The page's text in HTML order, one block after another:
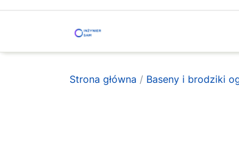
Strona główna / Baseny i brodziki